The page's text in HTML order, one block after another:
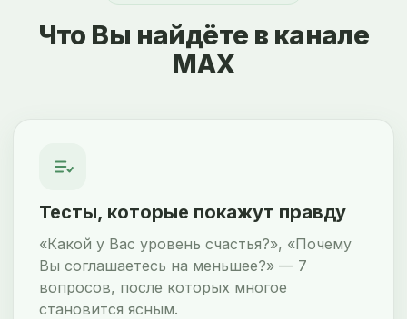
Что Вы найдёте в канале
MAX
Тесты, которые покажут правду
«Какой у Вас уровень счастья?», «Почему
Вы соглашаетесь на меньшее?» — 7
вопросов, после которых многое
становится ясным.